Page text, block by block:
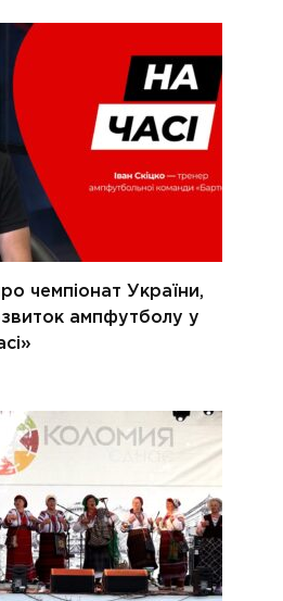
чемпіонат України,
ампфутболу у